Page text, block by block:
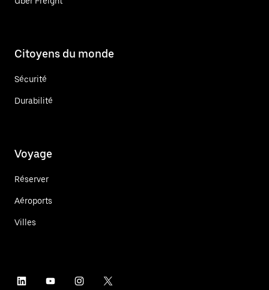
Citoyens du monde
Sécurité
Durabilité
Voyage
Réserver
Aéroports
Villes